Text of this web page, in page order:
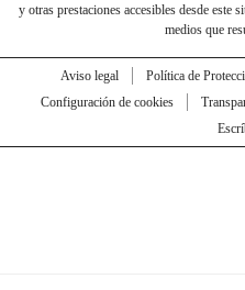
y otras prestaciones accesibles desde este
medios que
Aviso legal Política de
Configuración de cookies